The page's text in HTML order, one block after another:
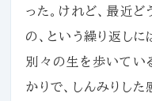
った。けれど、最近ど
の、という繰り返し
別々の生を歩いてい
かりで、しんみりし